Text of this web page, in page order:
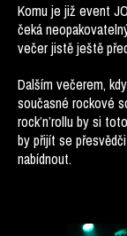
Komu je již event
čeká
večer jistě ještě
Dalším večerem,
současné rockové
rock’n’rollu by si
by přijít se
nabídnout.